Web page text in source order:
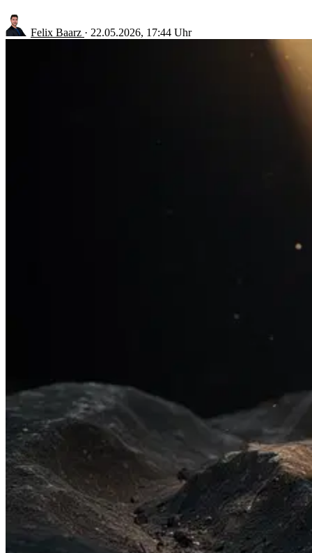
Felix Baarz · 22.05.2026, 17:44 Uhr